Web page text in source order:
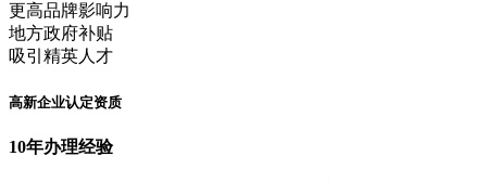
更高品牌影响力
地方政府补贴
吸引精英人才
高新企业认定资质
10年办理经验